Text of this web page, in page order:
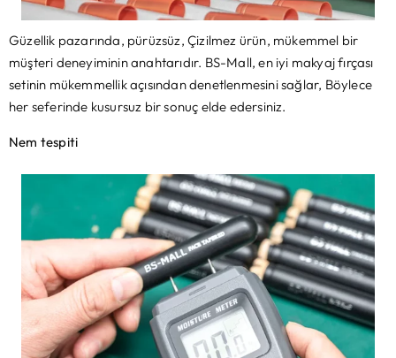
Güzellik pazarında, pürüzsüz, Çizilmez ürün, mükemmel bir
müşteri deneyiminin anahtarıdır. BS-Mall, en iyi makyaj fırçası
setinin mükemmellik açısından denetlenmesini sağlar, Böylece
her seferinde kusursuz bir sonuç elde edersiniz.
Nem tespiti